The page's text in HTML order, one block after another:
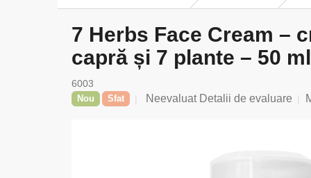
7 Herbs Face Cream –
capră și 7 plante – 50
6003
Nou Sfat
Evaluarea
Neevaluat Detalii de evaluare